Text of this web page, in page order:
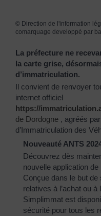
© Direction de l'information
comarquage developpé par
La préfecture ne
la carte grise,
d’immatriculation.
Il convient de renvoyer
internet officiel
https://
de Dordogne , agréés
d’Immatriculation des
Nouveauté ANTS
Découvrez dès
nouvelle application de
Conçue dans le but
relatives à l’achat ou à
Simplimmat est
sécurité pour tous les